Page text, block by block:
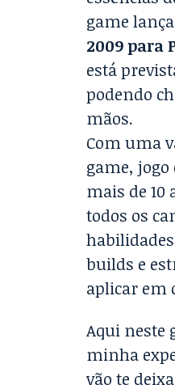
game
2009 para
está
podendo
mãos.
Com uma
game, jogo
mais de 10
todos os
builds e
aplicar em
Aqui neste
minha
vão te